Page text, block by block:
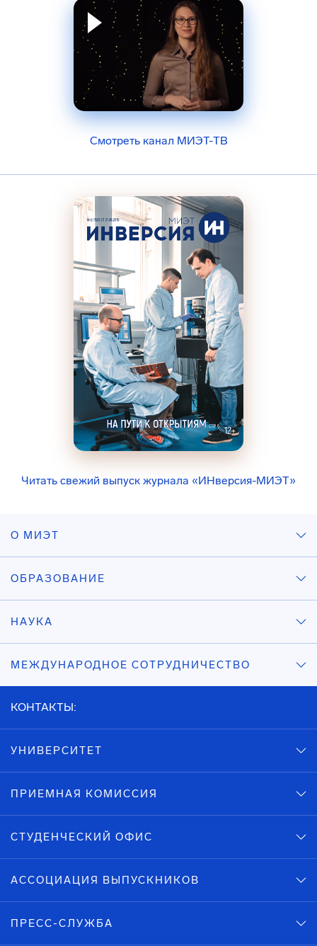
Смотреть канал МИЭТ-ТВ
Читать свежий выпуск журнала «ИНверсия-МИЭТ»
О МИЭТ
ОБРАЗОВАНИЕ
НАУКА
МЕЖДУНАРОДНОЕ СОТРУДНИЧЕСТВО
КОНТАКТЫ:
УНИВЕРСИТЕТ
ПРИЕМНАЯ КОМИССИЯ
СТУДЕНЧЕСКИЙ ОФИС
АССОЦИАЦИЯ ВЫПУСКНИКОВ
ПРЕСС-СЛУЖБА